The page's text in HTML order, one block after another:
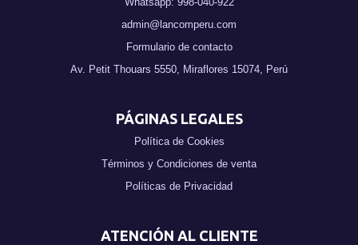
admin@lancomperu.com
Formulario de contacto
Av. Petit Thouars 5550, Miraflores 15074, Perú
PÁGINAS LEGALES
Política de Cookies
Términos y Condiciones de venta
Políticas de Privacidad
ATENCIÓN AL CLIENTE